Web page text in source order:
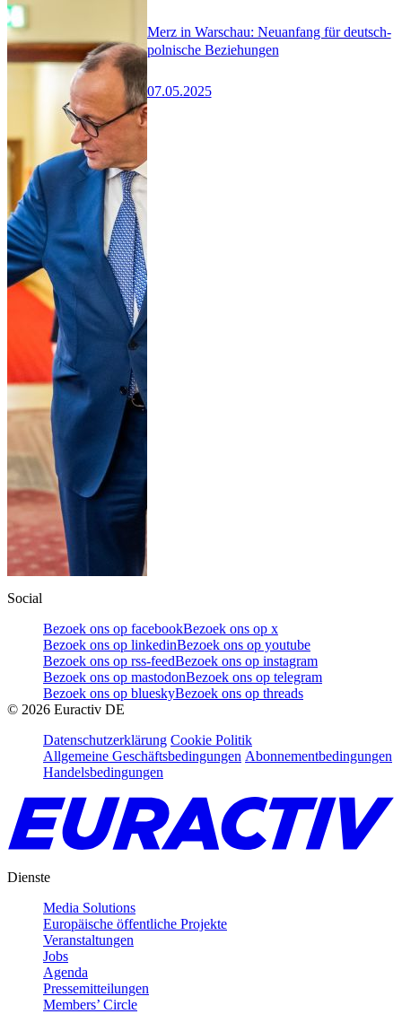
Merz in Warschau: Neuanfang für deutsch-
polnische Beziehungen
07.05.2025
Social
Bezoek ons op facebookBezoek ons op x
Bezoek ons op linkedinBezoek ons op youtube
Bezoek ons op rss-feedBezoek ons op instagram
Bezoek ons op mastodonBezoek ons op telegram
Bezoek ons op blueskyBezoek ons op threads
© 2026 Euractiv DE
Datenschutzerklärung Cookie Politik
Allgemeine Geschäftsbedingungen Abonnementbedingungen
Handelsbedingungen
Dienste
Media Solutions
Europäische öffentliche Projekte
Veranstaltungen
Jobs
Agenda
Pressemitteilungen
Members’ Circle